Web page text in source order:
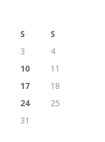
S
S
3
4
10
11
17
18
24
25
31